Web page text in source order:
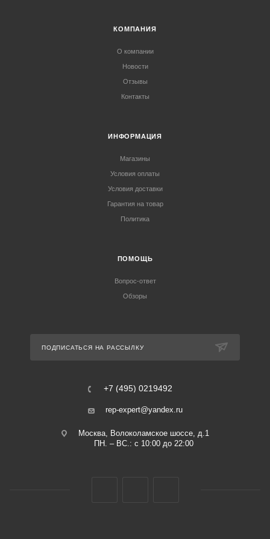
КОМПАНИЯ
О компании
Новости
Отзывы
Контакты
ИНФОРМАЦИЯ
Магазины
Условия оплаты
Условия доставки
Гарантия на товар
Политика
ПОМОЩЬ
Вопрос-ответ
Обзоры
ПОДПИСАТЬСЯ НА РАССЫЛКУ
+7 (495) 0219492
rep-expert@yandex.ru
Москва, Волоколамское шоссе, д.1
ПН. – ВС.: с 10:00 до 22:00